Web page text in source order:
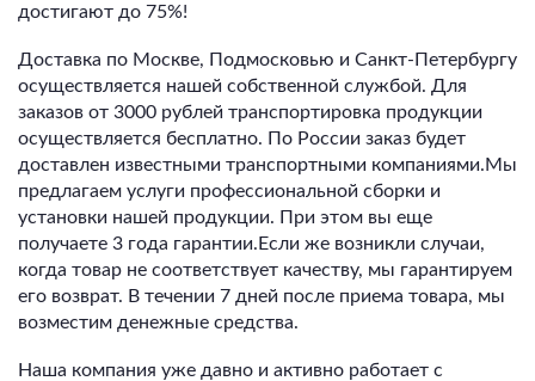
достигают до 75%!
Доставка по Москве, Подмосковью и Санкт-Петербургу
осуществляется нашей собственной службой. Для
заказов от 3000 рублей транспортировка продукции
осуществляется бесплатно. По России заказ будет
доставлен известными транспортными компаниями.Мы
предлагаем услуги профессиональной сборки и
установки нашей продукции. При этом вы еще
получаете 3 года гарантии.Если же возникли случаи,
когда товар не соответствует качеству, мы гарантируем
его возврат. В течении 7 дней после приема товара, мы
возместим денежные средства.
Наша компания уже давно и активно работает с